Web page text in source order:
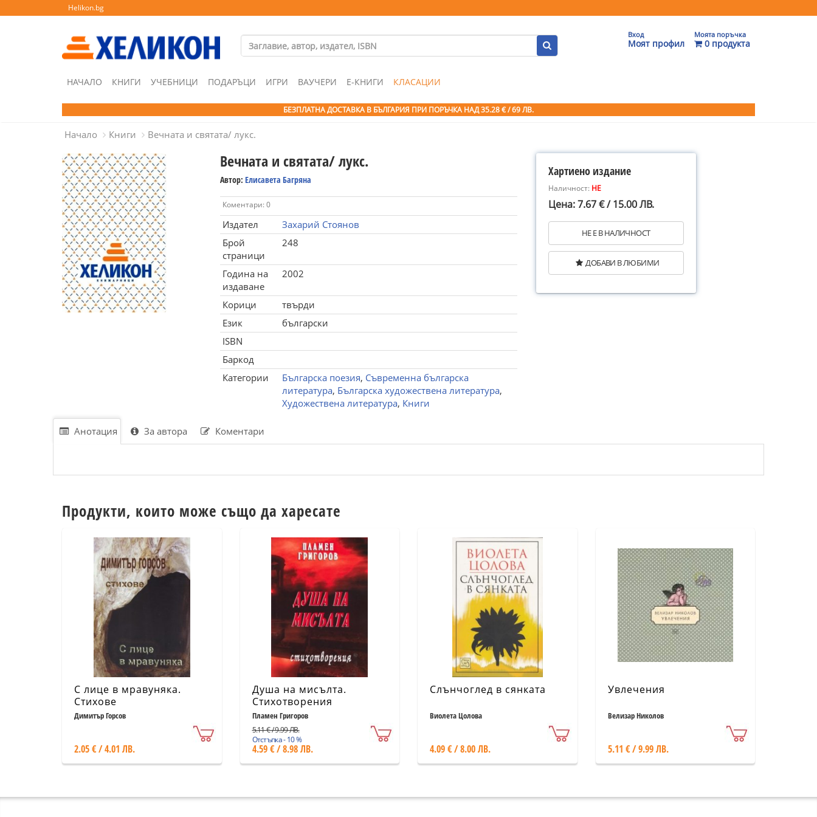
Helikon.bg
Вход
Моят профил
Моята поръчка
0 продукта
НАЧАЛО КНИГИ УЧЕБНИЦИ ПОДАРЪЦИ ИГРИ ВАУЧЕРИ Е-КНИГИ КЛАСАЦИИ
БЕЗПЛАТНА ДОСТАВКА В БЪЛГАРИЯ ПРИ ПОРЪЧКА НАД 35.28 € / 69 ЛВ.
Начало Книги Вечната и святата/ лукс.
Вечната и святата/ лукс.
Автор: Елисавета Багряна
Коментари: 0
Издател
Захарий Стоянов
Брой
страници
248
Година на
издаване
2002
Корици
твърди
Език
български
ISBN
Баркод
Категории
Българска поезия, Съвременна българска
литература, Българска художествена литература,
Художествена литература, Книги
Хартиено издание
Наличност: НЕ
Цена: 7.67 € / 15.00 ЛВ.
НЕ Е В НАЛИЧНОСТ
ДОБАВИ В ЛЮБИМИ
Анотация За автора Коментари
Продукти, които може също да харесате
С лице в мравуняка.
Стихове
Димитър Горсов
2.05 € / 4.01 ЛВ.
Душа на мисълта.
Стихотворения
Пламен Григоров
5.11 € / 9.99 ЛВ.
Отстъпка - 10 %
4.59 € / 8.98 ЛВ.
Слънчоглед в сянката
Виолета Цолова
4.09 € / 8.00 ЛВ.
Увлечения
Велизар Николов
5.11 € / 9.99 ЛВ.